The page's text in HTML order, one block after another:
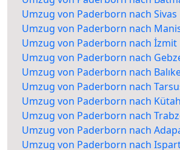
Umzug von Paderborn nach Sivas
Umzug von Paderborn nach
Umzug von Paderborn nach İzmit
Umzug von Paderborn nach
Umzug von Paderborn nach
Umzug von Paderborn nach
Umzug von Paderborn nach
Umzug von Paderborn nach
Umzug von Paderborn nach
Umzug von Paderborn nach